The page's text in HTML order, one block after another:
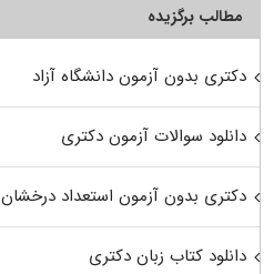
مطالب برگزیده
دکتری بدون آزمون دانشگاه آزاد
دانلود سوالات آزمون دکتری
دکتری بدون آزمون استعداد درخشان
دانلود کتاب زبان دکتری